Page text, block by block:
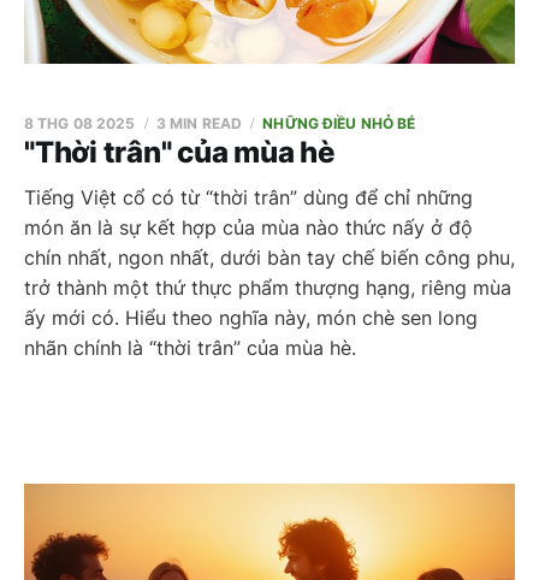
"Thời trân" của mùa hè
8 THG 08 2025 3 MIN READ NHỮNG ĐIỀU NHỎ BÉ
Tiếng Việt cổ có từ “thời trân” dùng để chỉ những
món ăn là sự kết hợp của mùa nào thức nấy ở độ
chín nhất, ngon nhất, dưới bàn tay chế biến công phu,
trở thành một thứ thực phẩm thượng hạng, riêng mùa
ấy mới có. Hiểu theo nghĩa này, món chè sen long
nhãn chính là “thời trân” của mùa hè.